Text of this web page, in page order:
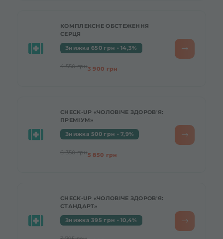
КОМПЛЕКСНЕ ОБСТЕЖЕННЯ
СЕРЦЯ
Знижка 650 грн • 14,3%
4 550 грн3 900 грн
CHECK-UP «ЧОЛОВІЧЕ ЗДОРОВ'Я:
ПРЕМІУМ»
Знижка 500 грн • 7,9%
6 350 грн5 850 грн
CHECK-UP «ЧОЛОВІЧЕ ЗДОРОВ'Я:
СТАНДАРТ»
Знижка 395 грн • 10,4%